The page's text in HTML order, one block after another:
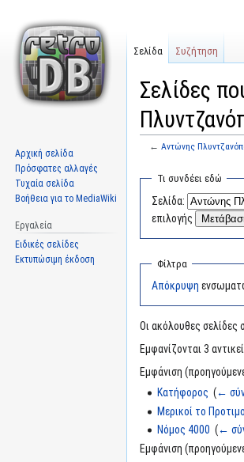
Σελίδες
← Αντώνης
Μετάβαση
πλοήγηση
Πήδηση
αναζήτηση
Τι συνδέει εδώ
Σελίδα:
επιλογής
Φίλτρα
Απόκρυψη
Οι ακόλουθες σελίδες
Εμφανίζονται 3
Εμφάνιση
Κατήφορος ‎(←
Μερικοί το
Νόμος 4000 ‎(←
Εμφάνιση
Σελίδα Συζήτηση
Αρχική σελίδα
Πρόσφατες αλλαγές
Τυχαία σελίδα
Βοήθεια για το MediaWiki
Εργαλεία
Ειδικές σελίδες
Εκτυπώσιμη έκδοση